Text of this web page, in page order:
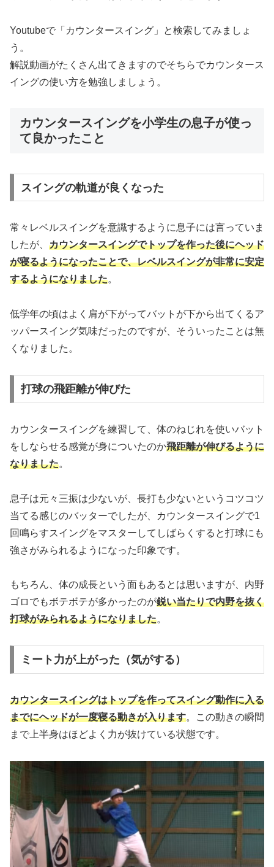
Youtubeで「カウンタースイング」と検索してみましょ
う。
解説動画がたくさん出てきますのでそちらでカウンタース
イングの使い方を勉強しましょう。
カウンタースイングを小学生の息子が使っ
て良かったこと
スイングの軌道が良くなった
常々レベルスイングを意識するように息子には言っていま
したが、 カウンタースイングでトップを作った後にヘッド
が寝るようになったことで、レベルスイングが非常に安定
するようになりました。
低学年の頃はよく肩が下がってバットが下から出てくるア
ッパースイング気味だったのですが、そういったことは無
くなりました。
打球の飛距離が伸びた
カウンタースイングを練習して、体のねじれを使いバット
をしならせる感覚が身についたのか飛距離が伸びるように
なりました。
息子は元々三振は少ないが、長打も少ないというコツコツ
当てる感じのバッターでしたが、カウンタースイングで1
回鳴らすスイングをマスターしてしばらくすると打球にも
強さがみられるようになった印象です。
もちろん、体の成長という面もあるとは思いますが、内野
ゴロでもボテボテが多かったのが鋭い当たりで内野を抜く
打球がみられるようになりました。
ミート力が上がった（気がする）
カウンタースイングはトップを作ってスイング動作に入る
までにヘッドが一度寝る動きが入ります。この動きの瞬間
まで上半身はほどよく力が抜けている状態です。